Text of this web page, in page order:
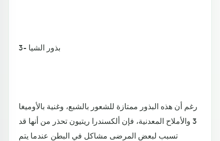
3- بذور الشيا
رغم أن هذه البذور ممتازة للشعور بالشبع، وغنية بالأوميغا
3 والأملاح المعدنية، فإن ألكسندرا ريتيون تحذر من أنها قد
تسبب لبعض المرضى مشاكل في البطن عندما يتم